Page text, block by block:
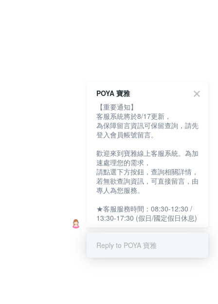
POYA 寶雅
【重要通知】
客服系統將於8/17更新，
為保障留言資訊可保留查詢，請先
登入會員帳號留言。
歡迎來到寶雅線上客服系統。為加
速處理您的需求，
請點選下方按鈕，查詢相關詳情，
若無欲查詢資訊，可直接留言，由
專人為您服務。
★客服服務時間：08:30-12:30 /
13:30-17:30 (假日/國定假日休息)
Reply to POYA 寶雅